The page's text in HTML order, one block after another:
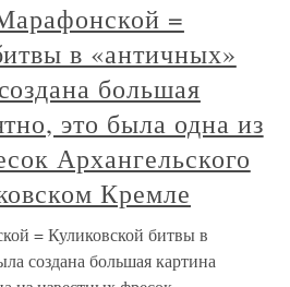
=
в «античных»
большая
это была одна из
Архангельского
Кремле
= Куликовской битвы в
создана большая картина